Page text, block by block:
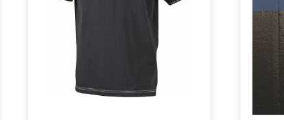
COMMANDER UN POLO
pour des polos